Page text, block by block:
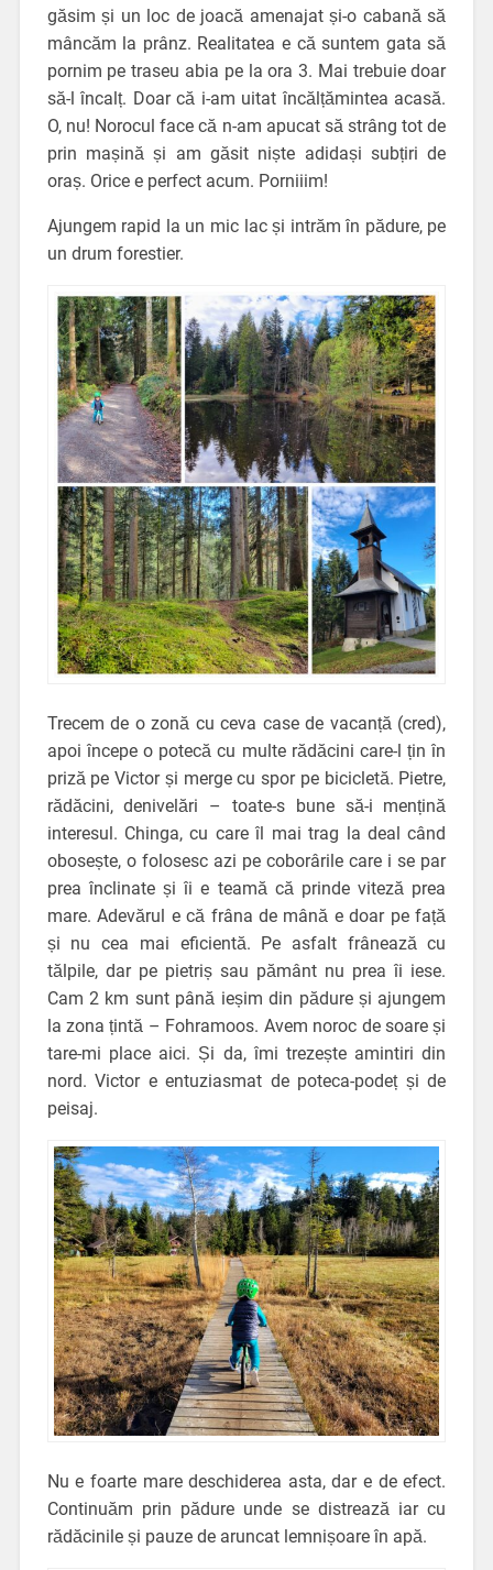
găsim și un loc de joacă amenajat și-o cabană să
mâncăm la prânz. Realitatea e că suntem gata să
pornim pe traseu abia pe la ora 3. Mai trebuie doar
să-l încalț. Doar că i-am uitat încălțămintea acasă.
O, nu! Norocul face că n-am apucat să strâng tot de
prin mașină și am găsit niște adidași subțiri de
oraș. Orice e perfect acum. Porniiim!
Ajungem rapid la un mic lac și intrăm în pădure, pe
un drum forestier.
Trecem de o zonă cu ceva case de vacanță (cred),
apoi începe o potecă cu multe rădăcini care-l țin în
priză pe Victor și merge cu spor pe bicicletă. Pietre,
rădăcini, denivelări – toate-s bune să-i mențină
interesul. Chinga, cu care îl mai trag la deal când
obosește, o folosesc azi pe coborârile care i se par
prea înclinate și îi e teamă că prinde viteză prea
mare. Adevărul e că frâna de mână e doar pe față
și nu cea mai eficientă. Pe asfalt frânează cu
tălpile, dar pe pietriș sau pământ nu prea îi iese.
Cam 2 km sunt până ieșim din pădure și ajungem
la zona țintă – Fohramoos. Avem noroc de soare și
tare-mi place aici. Și da, îmi trezește amintiri din
nord. Victor e entuziasmat de poteca-podeț și de
peisaj.
Nu e foarte mare deschiderea asta, dar e de efect.
Continuăm prin pădure unde se distrează iar cu
rădăcinile și pauze de aruncat lemnișoare în apă.